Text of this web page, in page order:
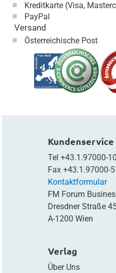
Kreditkarte (Visa,
PayPal
Versand
Österreichische Post
Kundenservice
Tel +43.1.97000-
Fax +43.1.97000-
Kontaktformular
FM Forum
Dresdner Straße
A-1200 Wien
Verlag
Über Uns